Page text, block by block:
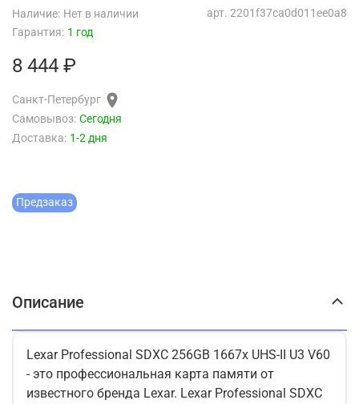
арт. 2201f37ca0d011ee0a8
Наличие: Нет в наличии
Гарантия: 1 год
Предзаказ
8 444 ₽
Санкт-Петербург
Самовывоз: Сегодня
Доставка: 1-2 дня
Описание
Lexar Professional SDXC 256GB 1667x UHS-II U3 V60
- это профессиональная карта памяти от
известного бренда Lexar. Lexar Professional SDXC